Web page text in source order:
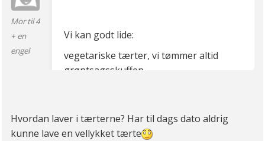
Mor til 4
+ en
engel
Vi kan godt lide:
vegetariske tærter, vi tømmer altid
grøntsagsskuffen
svampe og grøntsager
Hvordan laver i tærterne? Har til dags dato aldrig
kunne lave en vellykket tærte